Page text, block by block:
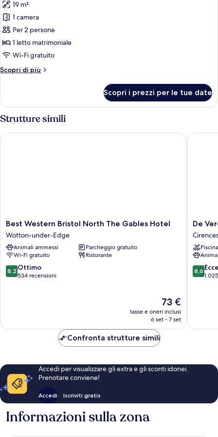
le
foto
per
Courtyard
Superior
19 m²
1 camera
Per 2 persone
1 letto matrimoniale
Wi-Fi gratuito
Scopri di più
Altri
Superior
Scopri i prezzi per le tue date
Strutture simili
Best
Western
Bristol
North
The
Gables
Hotel
Best Western Bristol North The Gables Hotel
Wotton-under-Edge
Animali ammessi
Parcheggio gratuito
Wi-Fi gratuito
Ristorante
8.2
su
8,2 Ottimo
534 recensioni
Il
prezzo
attuale
73 €
tasse e oneri inclusi
6 set - 7 set
Best Western Bristol North The Gables Hotel
De
Vere
Water
Park
De
Piscina
8.6
su
8,6
De
Confronta strutture simili
Accedi per visualizzare gli extra e gli sconti idonei.
Prenotare conviene!
Accedi Iscriviti gratis
Informazioni sulla zona